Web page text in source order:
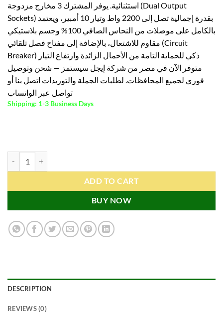
استثنائية. يوفر المشترك 3 مخارج مزدوجة (Dual Output
Sockets) بقدرة إجمالية تصل إلى 2200 واط وتيار 10 أمبير، ويعتمد
بالكامل على موصلات من النحاس الصافي 100% وجسم بلاستيكي
مقاوم للاشتعال، بالإضافة إلى مفتاح فصل تلقائي (Circuit
Breaker) ذكي للحماية التامة من الأحمال الزائدة وارتفاع التيار
متوفر الآن في مصر من شركة إيجل سيستمز — شحن وتوصيل
فوري لجميع المحافظات. لطلبات الجملة والتوريدات اتصل بنا أو
تواصل عبر الواتساب
Shipping: 1-3 Business Days
ADD TO CART
BUY NOW
DESCRIPTION
REVIEWS (0)